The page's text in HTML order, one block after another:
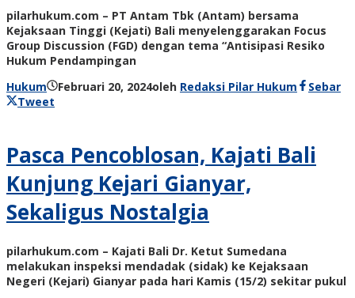
pilarhukum.com – PT Antam Tbk (Antam) bersama
Kejaksaan Tinggi (Kejati) Bali menyelenggarakan Focus
Group Discussion (FGD) dengan tema “Antisipasi Resiko
Hukum Pendampingan
Hukum
Februari 20, 2024oleh Redaksi Pilar Hukum
Sebar
Tweet
Pasca Pencoblosan, Kajati Bali
Kunjung Kejari Gianyar,
Sekaligus Nostalgia
pilarhukum.com – Kajati Bali Dr. Ketut Sumedana
melakukan inspeksi mendadak (sidak) ke Kejaksaan
Negeri (Kejari) Gianyar pada hari Kamis (15/2) sekitar pukul